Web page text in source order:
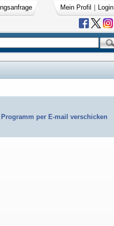
Mein Profil Login
Programm per E-mail verschicken